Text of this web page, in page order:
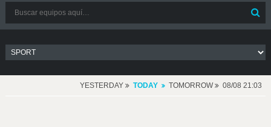
YESTERDAY TODAY TOMORROW 08/08 21:03